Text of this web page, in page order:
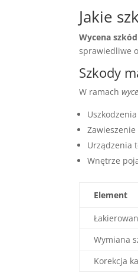
Jakie
Wycena
sprawiedliwe
Szkody
W ramach
Urządzenia
Wnętrze
Element
Wymiana
Korekcja